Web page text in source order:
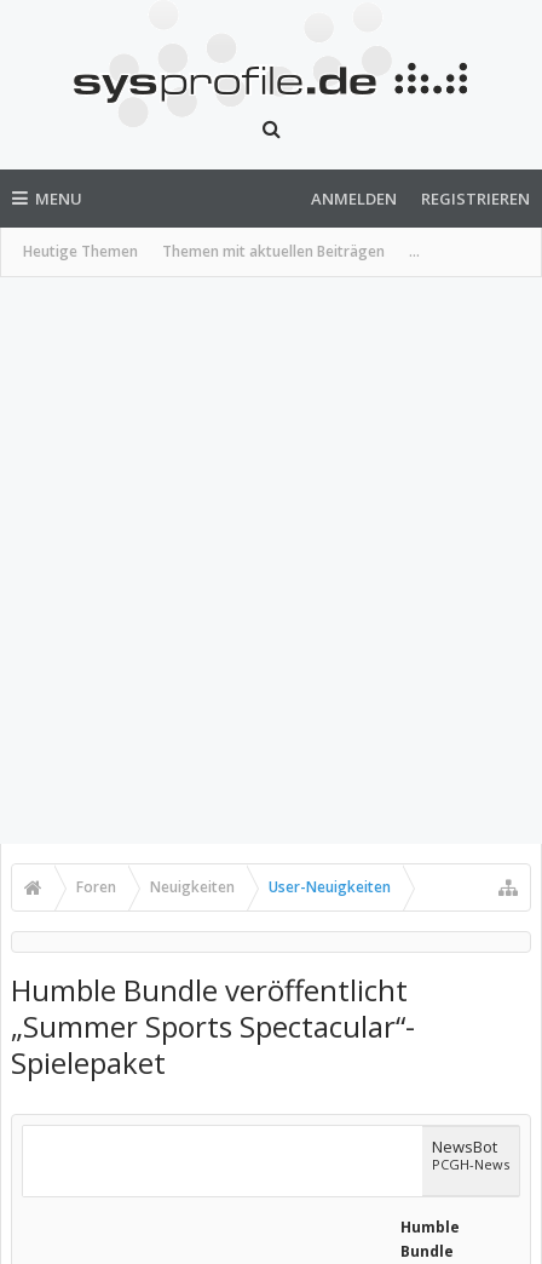
MENU
Heutige Themen Themen mit aktuellen Beiträgen ...
ANMELDEN REGISTRIEREN
Foren Neuigkeiten User-Neuigkeiten
Humble Bundle veröffentlicht
„Summer Sports Spectacular“-
Spielepaket
NewsBot
PCGH-News
Humble
Bundle